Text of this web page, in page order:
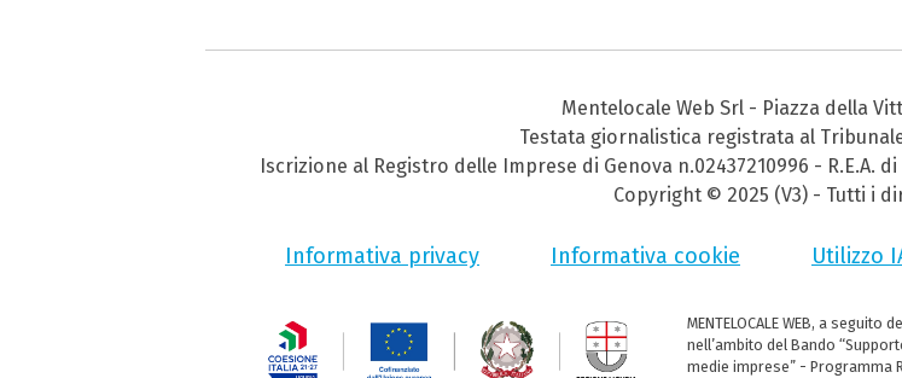
Mentelocale Web Srl - Piazza della
Testata giornalistica registrata al
Iscrizione al Registro delle Imprese di Genova n.02437210996 - R.E.A.
Copyright © 2025 (V3) - Tutti i
Informativa privacy Informativa cookie Utilizzo
MENTELOCALE WEB, a
nell’ambito del Bando
medie imprese” - Programma